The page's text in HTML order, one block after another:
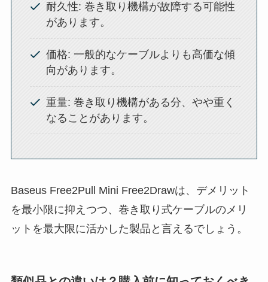
耐久性: 巻き取り機構が故障する可能性
があります。
価格: 一般的なケーブルよりも高価な傾
向があります。
重量: 巻き取り機構がある分、やや重く
なることがあります。
Baseus Free2Pull Mini Free2Drawは、デメリット
を最小限に抑えつつ、巻き取り式ケーブルのメリ
ットを最大限に活かした製品と言えるでしょう。